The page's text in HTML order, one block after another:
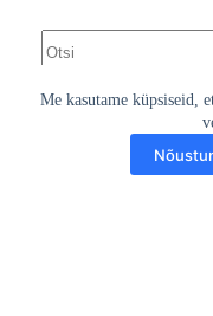
Me kasutame küpsiseid,
results